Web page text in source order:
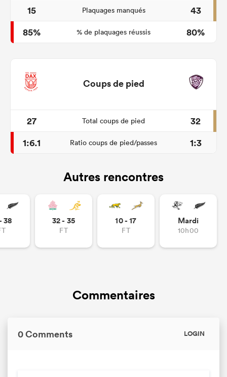
15
Plaquages manqués
43
85%
% de plaquages réussis 80%
Coups de pied
27 Total coups de pied
32
1:6.1
Ratio coups de pied/passes 1:3
Autres rencontres
38 32 - 35
FT
10 - 17
FT
Mardi
10h00
Commentaires
0 Comments LOGIN